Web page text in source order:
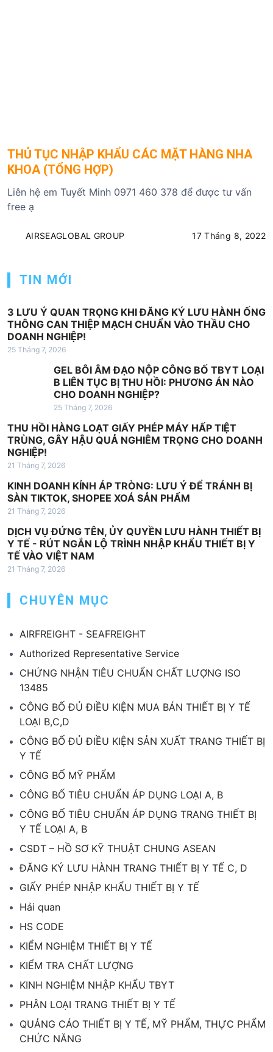
THỦ TỤC NHẬP KHẨU CÁC MẶT HÀNG NHA
KHOA (TỔNG HỢP)
Liên hệ em Tuyết Minh 0971 460 378 để được tư vấn
free ạ
AIRSEAGLOBAL GROUP 17 Tháng 8, 2022
TIN MỚI
3 LƯU Ý QUAN TRỌNG KHI ĐĂNG KÝ LƯU HÀNH ỐNG
THÔNG CAN THIỆP MẠCH CHUẨN VÀO THẦU CHO
DOANH NGHIỆP!
25 Tháng 7, 2026
GEL BÔI ÂM ĐẠO NỘP CÔNG BỐ TBYT LOẠI
B LIÊN TỤC BỊ THU HỒI: PHƯƠNG ÁN NÀO
CHO DOANH NGHIỆP?
25 Tháng 7, 2026
THU HỒI HÀNG LOẠT GIẤY PHÉP MÁY HẤP TIỆT
TRÙNG, GÂY HẬU QUẢ NGHIÊM TRỌNG CHO DOANH
NGHIỆP!
21 Tháng 7, 2026
KINH DOANH KÍNH ÁP TRÒNG: LƯU Ý ĐỂ TRÁNH BỊ
SÀN TIKTOK, SHOPEE XOÁ SẢN PHẨM
21 Tháng 7, 2026
DỊCH VỤ ĐỨNG TÊN, ỦY QUYỀN LƯU HÀNH THIẾT BỊ
Y TẾ - RÚT NGẮN LỘ TRÌNH NHẬP KHẨU THIẾT BỊ Y
TẾ VÀO VIỆT NAM
21 Tháng 7, 2026
CHUYÊN MỤC
AIRFREIGHT - SEAFREIGHT
Authorized Representative Service
CHỨNG NHẬN TIÊU CHUẨN CHẤT LƯỢNG ISO
13485
CÔNG BỐ ĐỦ ĐIỀU KIỆN MUA BÁN THIẾT BỊ Y TẾ
LOẠI B,C,D
CÔNG BỐ ĐỦ ĐIỀU KIỆN SẢN XUẤT TRANG THIẾT BỊ
Y TẾ
CÔNG BỐ MỸ PHẨM
CÔNG BỐ TIÊU CHUẨN ÁP DỤNG LOẠI A, B
CÔNG BỐ TIÊU CHUẨN ÁP DỤNG TRANG THIẾT BỊ
Y TẾ LOẠI A, B
CSDT – HỒ SƠ KỸ THUẬT CHUNG ASEAN
ĐĂNG KÝ LƯU HÀNH TRANG THIẾT BỊ Y TẾ C, D
GIẤY PHÉP NHẬP KHẨU THIẾT BỊ Y TẾ
Hải quan
HS CODE
KIỂM NGHIỆM THIẾT BỊ Y TẾ
KIỂM TRA CHẤT LƯỢNG
KINH NGHIỆM NHẬP KHẨU TBYT
PHÂN LOẠI TRANG THIẾT BỊ Y TẾ
QUẢNG CÁO THIẾT BỊ Y TẾ, MỸ PHẨM, THỰC PHẨM
CHỨC NĂNG